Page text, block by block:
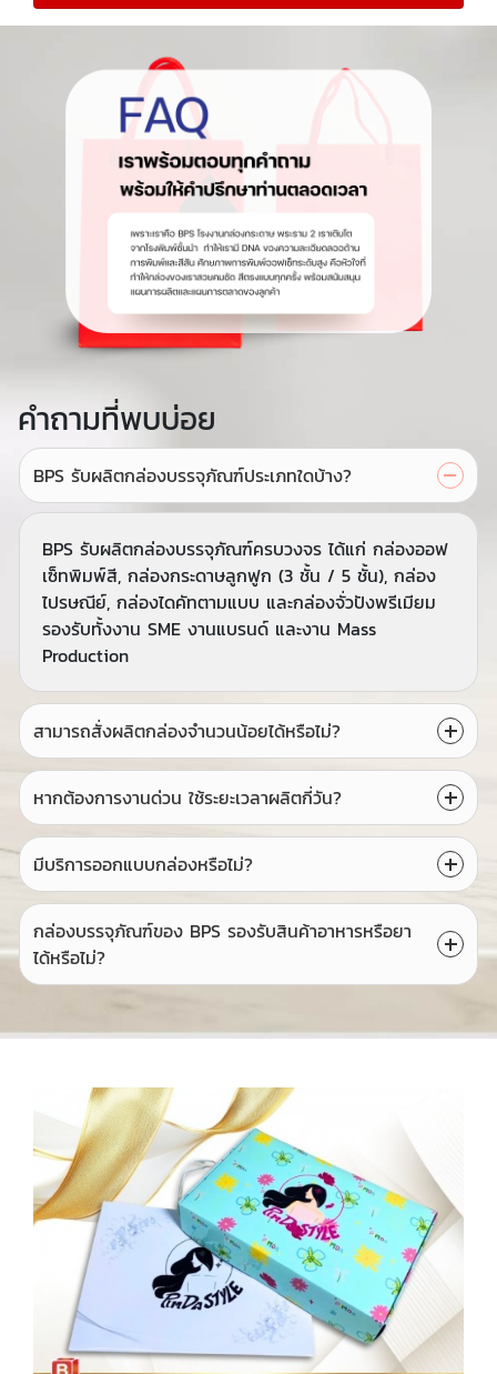
คำถามที่พบบ่อย
BPS รับผลิตกล่องบรรจุภัณฑ์ประเภทใดบ้าง?
BPS รับผลิตกล่องบรรจุภัณฑ์ครบวงจร ได้แก่ กล่องออฟ
เซ็ทพิมพ์สี, กล่องกระดาษลูกฟูก (3 ชั้น / 5 ชั้น), กล่อง
ไปรษณีย์, กล่องไดคัทตามแบบ และกล่องจั่วปังพรีเมียม
รองรับทั้งงาน SME งานแบรนด์ และงาน Mass
Production
สามารถสั่งผลิตกล่องจำนวนน้อยได้หรือไม่?
หากต้องการงานด่วน ใช้ระยะเวลาผลิตกี่วัน?
มีบริการออกแบบกล่องหรือไม่?
กล่องบรรจุภัณฑ์ของ BPS รองรับสินค้าอาหารหรือยา
ได้หรือไม่?